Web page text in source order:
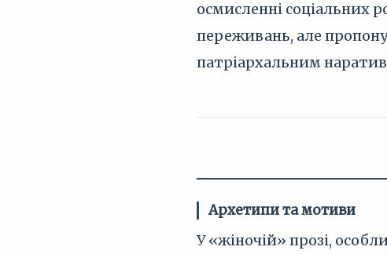
осмисленні соціальних
переживань, але
патріархальним
Архетипи та мотиви
У «жіночій» прозі,